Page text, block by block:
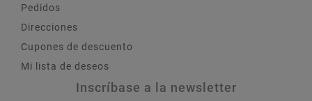
Pedidos
Direcciones
Cupones de descuento
Mi lista de deseos
Inscríbase a la newsletter